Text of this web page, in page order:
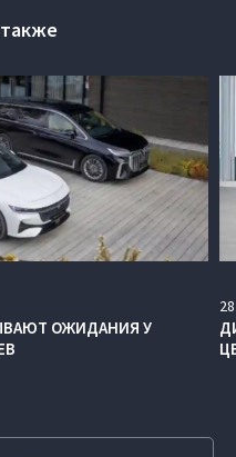
ОЖИДАНИЯ У
28